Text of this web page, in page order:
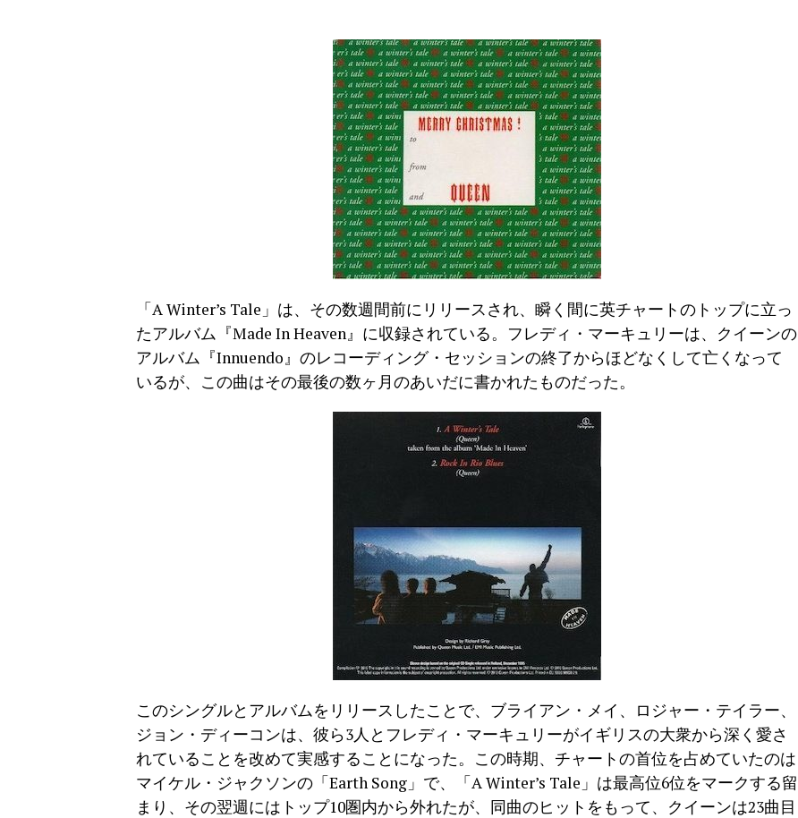
「A Winter’s Tale」は、その数週間前にリリースされ、瞬く間に英チャートのトップに立っ
たアルバム『Made In Heaven』に収録されている。フレディ・マーキュリーは、クイーンの
アルバム『Innuendo』のレコーディング・セッションの終了からほどなくして亡くなって
いるが、この曲はその最後の数ヶ月のあいだに書かれたものだった。
このシングルとアルバムをリリースしたことで、ブライアン・メイ、ロジャー・テイラー、
ジョン・ディーコンは、彼ら3人とフレディ・マーキュリーがイギリスの大衆から深く愛さ
れていることを改めて実感することになった。この時期、チャートの首位を占めていたのは
マイケル・ジャクソンの「Earth Song」で、「A Winter’s Tale」は最高位6位をマークする留
まり、その翌週にはトップ10圏内から外れたが、同曲のヒットをもって、クイーンは23曲目